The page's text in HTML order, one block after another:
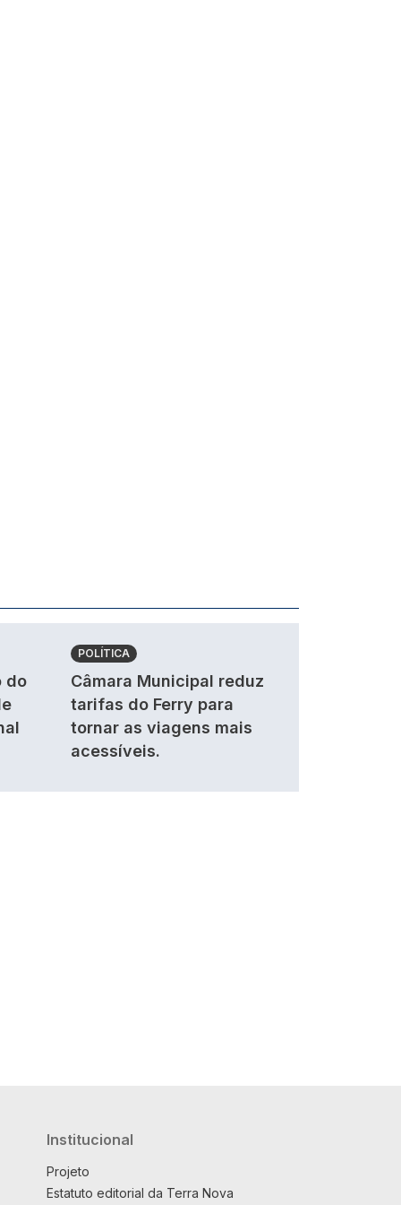
do
POLÍTICA
Câmara Municipal reduz
tarifas do Ferry para
tornar as viagens mais
acessíveis.
Institucional
Projeto
Estatuto editorial da Terra Nova